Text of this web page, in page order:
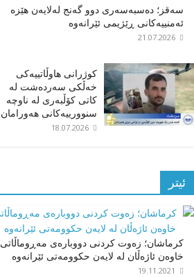
سەقز؛ دەسبەسەری دوو گەنج لەلایەن هێزە
ئەمنییەکانی ڕێژیمی ئێرانەوە
21.07.2026
کوژرانی هاوڵاتییەکی
خەڵکی سەردەشت لە
کاتی کۆڵبەری لە ناوچە
سنوورییەکانی هەورامان
18.07.2026
ئیتر
کرماشان؛ زەوت کردنی دووبارەی مەڕوماڵاتی
خاوەن ئاژەڵان لە لایەن حکوومەتی ئێرانەوە
19.11.2021